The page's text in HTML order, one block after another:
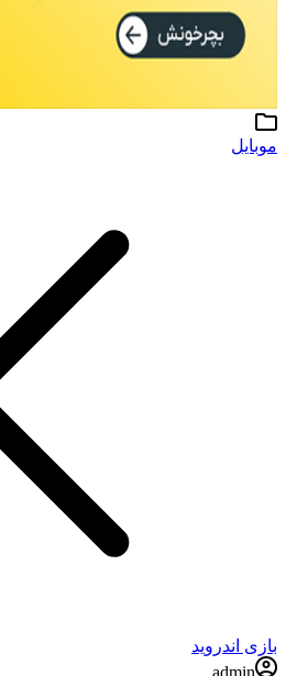
موبایل
بازی اندروید
admin